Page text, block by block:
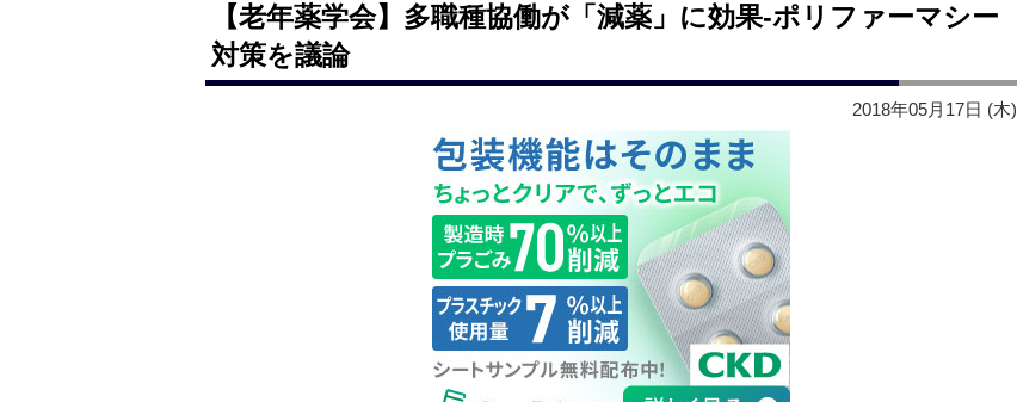
【老年薬学会】多職種協働が「減薬」に効果‐ポリファーマシー
対策を議論
2018年05月17日 (木)